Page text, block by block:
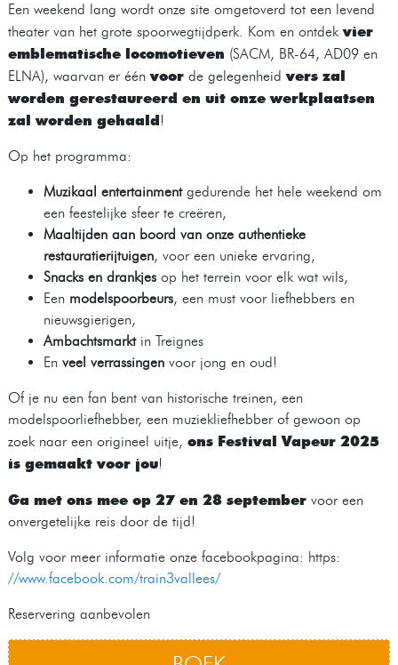
Een weekend lang wordt onze site omgetoverd tot een levend
theater van het grote spoorwegtijdperk. Kom en ontdekvier
emblematische locomotieven (SACM, BR-64, AD09 en
ELNA), waarvan er éénvoorde gelegenheidvers zal
worden gerestaureerd en uit onze werkplaatsen
zal worden gehaald!
Op het programma:
Muzikaal entertainmentgedurende het hele weekend om
een feestelijke sfeer te creëren,
Maaltijden aan boord van onze authentieke
restauratierijtuigen, voor een unieke ervaring,
Snacks en drankjesop het terrein voor elk wat wils,
Een modelspoorbeurs, een must voor liefhebbers en
nieuwsgierigen,
Ambachtsmarktin Treignes
En veel verrassingenvoor jong en oud!
Of je nu een fan bent van historische treinen, een
modelspoorliefhebber, een muziekliefhebber of gewoon op
zoek naar een origineel uitje, ons Festival Vapeur 2025
is gemaakt voor jou!
Ga met ons mee op 27 en 28 septembervoor een
onvergetelijke reis door de tijd!
Volg voor meer informatie onze facebookpagina: https:
//www.facebook.com/train3vallees/
Reservering aanbevolen